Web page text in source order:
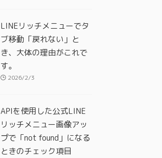
LINEリッチメニューでタ
ブ移動「戻れない」と
き、大体の理由がこれで
す。
2026/2/3
APIを使用した公式LINE
リッチメニュー画像アッ
プで「not found」になる
ときのチェック項目